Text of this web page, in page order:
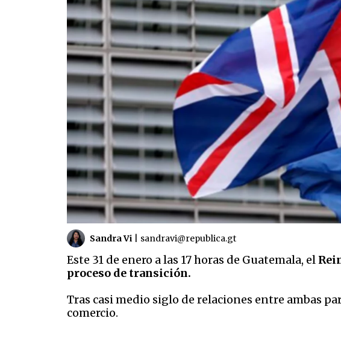
Sandra Vi sandravi@republica.gt
Este 31 de enero a las 17 horas de Guatemala, el
proceso de transición.
Tras casi medio siglo de relaciones entre ambas
comercio.